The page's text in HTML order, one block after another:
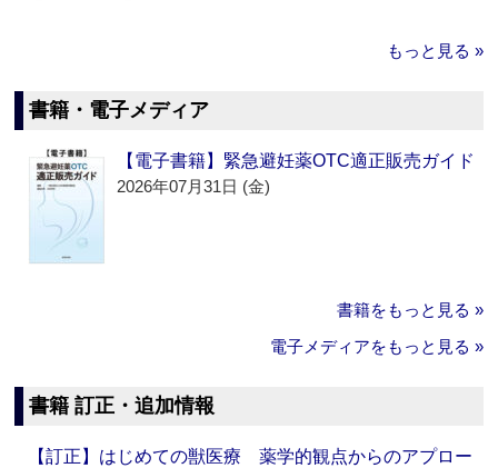
もっと見る »
書籍・電子メディア
【電子書籍】緊急避妊薬OTC適正販売ガイド
2026年07月31日 (金)
書籍をもっと見る »
電子メディアをもっと見る »
書籍 訂正・追加情報
【訂正】はじめての獣医療 薬学的観点からのアプロー